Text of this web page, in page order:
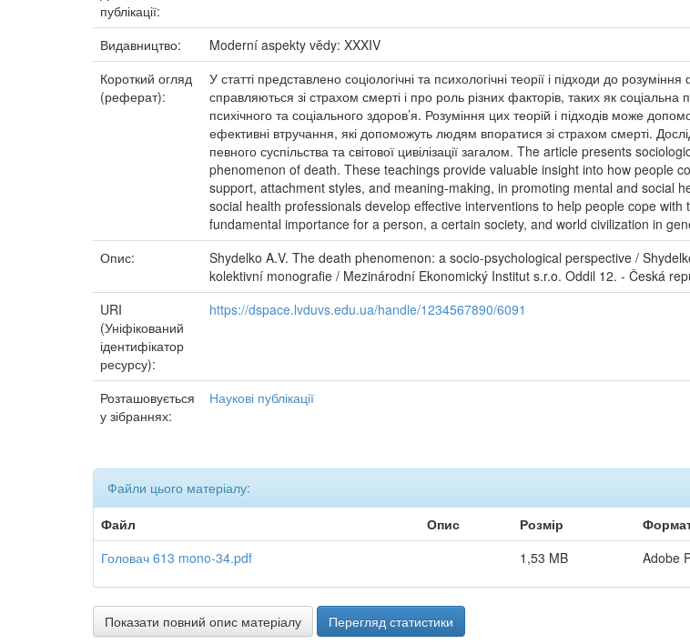
публікації:
Видавництво:
Moderní aspekty vědy: XXXIV
Короткий огляд
(реферат):
У статті представлено соціологічні та психологічні теорії і підходи до
справляються зі страхом смерті і про роль різних факторів, таких як соціальна
психічного та соціального здоров’я. Розуміння цих теорій і підходів може
ефективні втручання, які допоможуть людям впоратися зі страхом смерті.
певного суспільства та світової цивілізації загалом. The article presents
phenomenon of death. These teachings provide valuable insight into how people
support, attachment styles, and meaning-making, in promoting mental and social
social health professionals develop effective interventions to help people cope
fundamental importance for a person, a certain society, and world civilization in
Опис:
Shydelko A.V. The death phenomenon: a socio-psychological perspective /
kolektivní monografie / Mezinárodní Ekonomický Institut s.r.o. Oddil 12. - Česká
URI
(Уніфікований
ідентифікатор
ресурсу):
https://dspace.lvduvs.edu.ua/handle/1234567890/6091
Розташовується
у зібраннях:
Наукові публікації
Файли цього матеріалу:
Файл
Опис Розмір
Головач 613 mono-34.pdf
1,53 MB Adobe
Показати повний опис матеріалу Перегляд статистики